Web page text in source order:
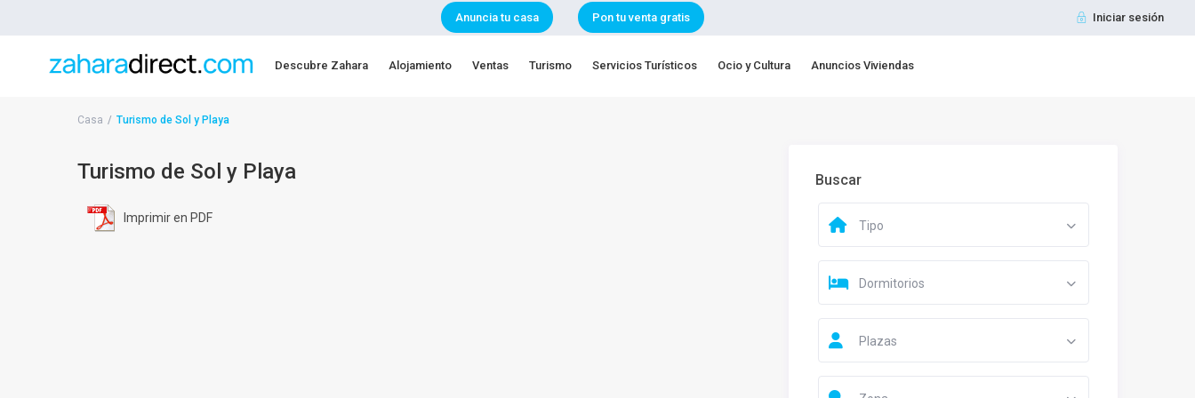
Anuncia tu casa Pon tu venta gratis Iniciar sesión
Descubre Zahara Alojamiento Ventas Turismo Servicios Turísticos Ocio y Cultura Anuncios Viviendas
Casa Turismo de Sol y Playa
Turismo de Sol y Playa
Imprimir en PDF
Buscar
Tipo
Dormitorios
Plazas